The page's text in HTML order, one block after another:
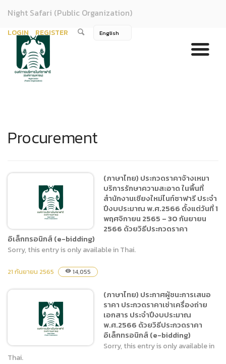
Night Safari (Public Organization)
LOGIN REGISTER
Procurement
(ภาษาไทย) ประกวดราคาจ้าง
เหมาบริการรักษาความสะอาด
ในพื้นที่สำนักงานเชียงใหม่
ไนท์ซาฟารี ประจำ
ปีงบประมาณ พ.ศ.2566
ตั้งแต่วันที่ 1 พฤศจิกายน
2565 – 30 กันยายน
2566 ด้วยวิธีประกวดราคา
อิเล็กทรอนิกส์ (e-bidding)
(ภาษาไทย) ประกวดราคาจ้างเหมา
บริการรักษาความสะอาด ในพื้นที่
สำนักงานเชียงใหม่ไนท์ซาฟารี ประจำ
ปีงบประมาณ พ.ศ.2566 ตั้งแต่วันที่ 1
พฤศจิกายน 2565 – 30 กันยายน
2566 ด้วยวิธีประกวดราคา
อิเล็กทรอนิกส์ (e-bidding)
Sorry, this entry is only available in Thai.
21 กันยายน 2565 visibility 14,055
(ภาษาไทย) ประกาศผู้ชนะการเสนอ
ราคา ประกวดราคาเช่าเครื่องถ่าย
เอกสาร ประจำปีงบประมาณ
พ.ศ.2566 ด้วยวิธีประกวดราคา
อิเล็กทรอนิกส์ (e-bidding)
Sorry, this entry is only available in
Thai.